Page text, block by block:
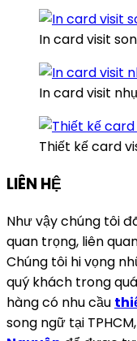
In card visit
In card visit
Thiết kế card
LIÊN HỆ
Như vậy chúng tôi
quan trọng, liên
Chúng tôi hi vọng
quý khách trong
hàng có nhu cầu
song ngữ tại